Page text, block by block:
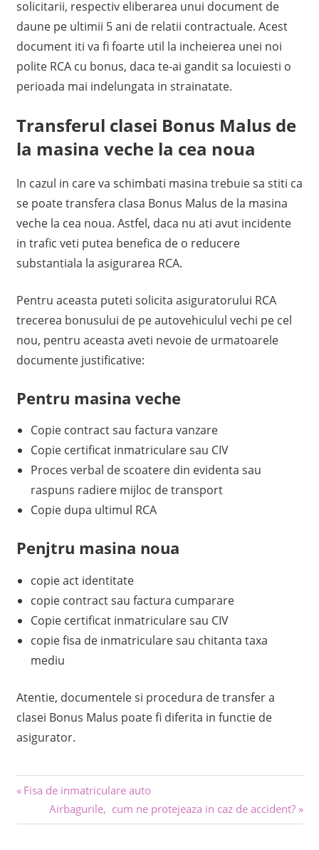
solicitarii, respectiv eliberarea unui document de
daune pe ultimii 5 ani de relatii contractuale. Acest
document iti va fi foarte util la incheierea unei noi
polite RCA cu bonus, daca te-ai gandit sa locuiesti o
perioada mai indelungata in strainatate.
Transferul clasei Bonus Malus de
la masina veche la cea noua
In cazul in care va schimbati masina trebuie sa stiti ca
se poate transfera clasa Bonus Malus de la masina
veche la cea noua. Astfel, daca nu ati avut incidente
in trafic veti putea benefica de o reducere
substantiala la asigurarea RCA.
Pentru aceasta puteti solicita asiguratorului RCA
trecerea bonusului de pe autovehiculul vechi pe cel
nou, pentru aceasta aveti nevoie de urmatoarele
documente justificative:
Pentru masina veche
Copie contract sau factura vanzare
Copie certificat inma​triculare sau CIV
Proces verbal de scoatere din evidenta sau
raspuns radiere mijloc de transport
Copie dupa ultimul RCA
Penjtru masina noua
copie act identitate
copie contract sau​ factura cumparare
Copie certificat inmatriculare sau CIV
copie fisa de inmatriculare sau chitanta taxa
mediu
Atentie, documentele si procedura de transfer a
clasei Bonus Malus poate fi diferita in functie de
asigurator.
Navigare
în
Previous
Fisa de inmatriculare auto
Next
Post:
Airbagurile, cum ne protejeaza in caz de accident?